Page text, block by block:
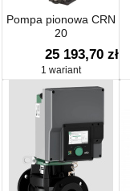
Pompa pionowa CRN
20
25 193,70 zł
1 wariant